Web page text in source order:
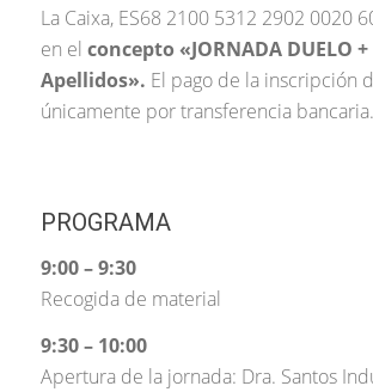
La Caixa, ES68 2100 5312 2902 0020
en el concepto «JORNADA DUELO
Apellidos». El pago de la inscripción
únicamente por transferencia bancaria.
PROGRAMA
9:00 – 9:30
Recogida de material
9:30 – 10:00
Apertura de la jornada: Dra. Santos